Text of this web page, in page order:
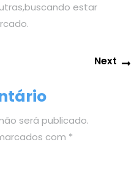
estar
Next
será publicado.
com *